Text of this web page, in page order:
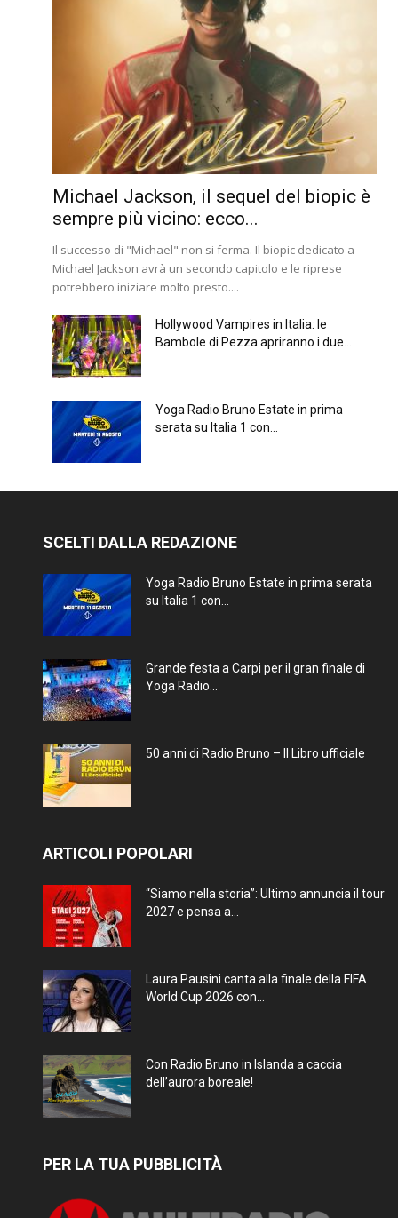
Michael Jackson, il sequel del biopic è
sempre più vicino: ecco...
Il successo di "Michael" non si ferma. Il biopic dedicato a
Michael Jackson avrà un secondo capitolo e le riprese
potrebbero iniziare molto presto....
Hollywood Vampires in Italia: le
Bambole di Pezza apriranno i due...
Yoga Radio Bruno Estate in prima
serata su Italia 1 con...
SCELTI DALLA REDAZIONE
Yoga Radio Bruno Estate in prima serata
su Italia 1 con...
Grande festa a Carpi per il gran finale di
Yoga Radio...
50 anni di Radio Bruno – Il Libro ufficiale
ARTICOLI POPOLARI
“Siamo nella storia”: Ultimo annuncia il tour
2027 e pensa a...
Laura Pausini canta alla finale della FIFA
World Cup 2026 con...
Con Radio Bruno in Islanda a caccia
dell’aurora boreale!
PER LA TUA PUBBLICITÀ